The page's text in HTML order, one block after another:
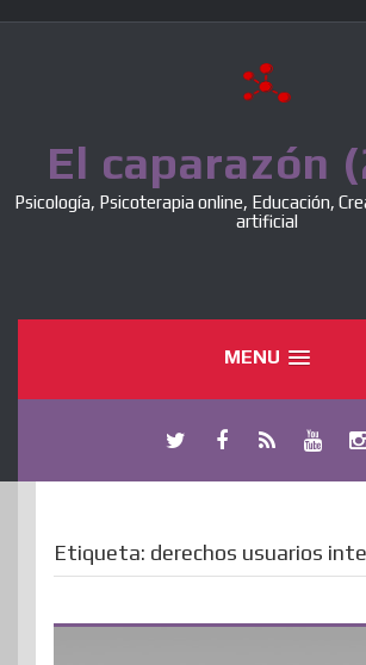
El caparazón
Psicología, Psicoterapia online, Educación,
artificial
MENU
Etiqueta: derechos usuarios